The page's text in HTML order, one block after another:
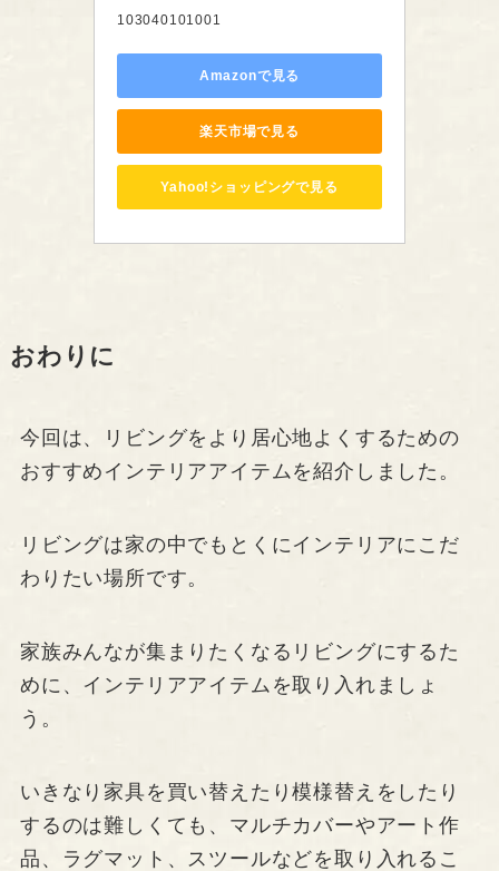
103040101001
Amazonで見る
楽天市場で見る
Yahoo!ショッピングで見る
おわりに
今回は、リビングをより居心地よくするための
おすすめインテリアアイテムを紹介しました。
リビングは家の中でもとくにインテリアにこだ
わりたい場所です。
家族みんなが集まりたくなるリビングにするた
めに、インテリアアイテムを取り入れましょ
う。
いきなり家具を買い替えたり模様替えをしたり
するのは難しくても、マルチカバーやアート作
品、ラグマット、スツールなどを取り入れるこ